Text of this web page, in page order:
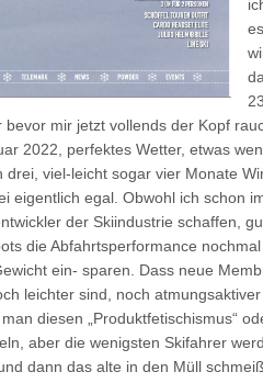
bevor mir jetzt vollends der Kopf
2022, perfektes Wetter, etwas
drei, viel-leicht sogar vier Monate
eigentlich egal. Obwohl ich schon
der Skiindustrie schaffen,
die Abfahrtsperformance
ein- sparen. Dass neue
leichter sind, noch
diesen „Produktfetischismus“
aber die wenigsten Skifahrer
dann das alte in den Müll